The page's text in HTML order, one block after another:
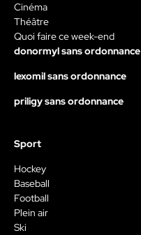
Cinéma
Théâtre
Quoi faire ce week-end
donormyl sans ordonnance
lexomil sans ordonnance
priligy sans ordonnance
Sport
Hockey
Baseball
Football
Plein air
Ski